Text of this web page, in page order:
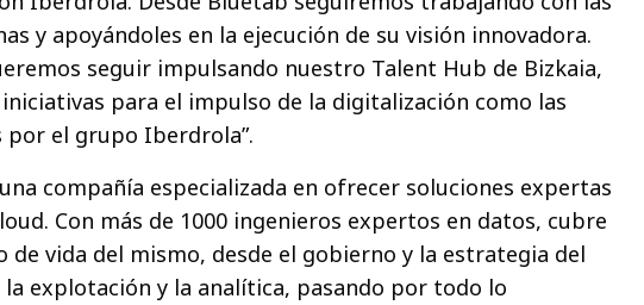
y apoyándoles en la ejecución de su visión innovadora.
seguir impulsando nuestro Talent Hub de Bizkaia,
para el impulso de la digitalización como las
por el grupo Iberdrola”.
compañía especializada en ofrecer soluciones expertas
Con más de 1000 ingenieros expertos en datos, cubre
de vida del mismo, desde el gobierno y la estrategia del
explotación y la analítica, pasando por todo lo